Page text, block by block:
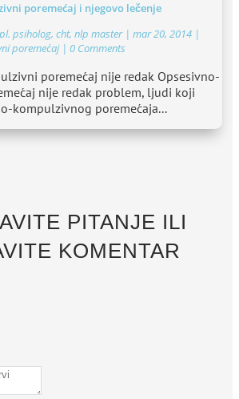
poremećaj i njegovo lečenje
psiholog, cht, nlp master| mar 20, 2014 |
poremećaj| 0 Comments
poremećaj nije redak Opsesivno-
nije redak problem, ljudi koji
kompulzivnog poremećaja...
PITANJE ILI
KOMENTAR